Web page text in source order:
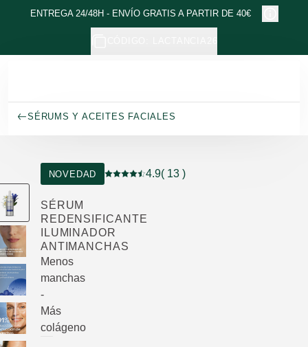
Ir al contenido principal
ENTREGA 24/48H - ENVÍO GRATIS A PARTIR DE 40€
SÉRUMS Y ACEITES FACIALES
NOVEDAD
Puntuación: 4.9 / 5 estrellas 13
4.9( 13 )
SÉRUM
REDENSIFICANTE
ILUMINADOR
ANTIMANCHAS
Menos
manchas
-
Más
colágeno